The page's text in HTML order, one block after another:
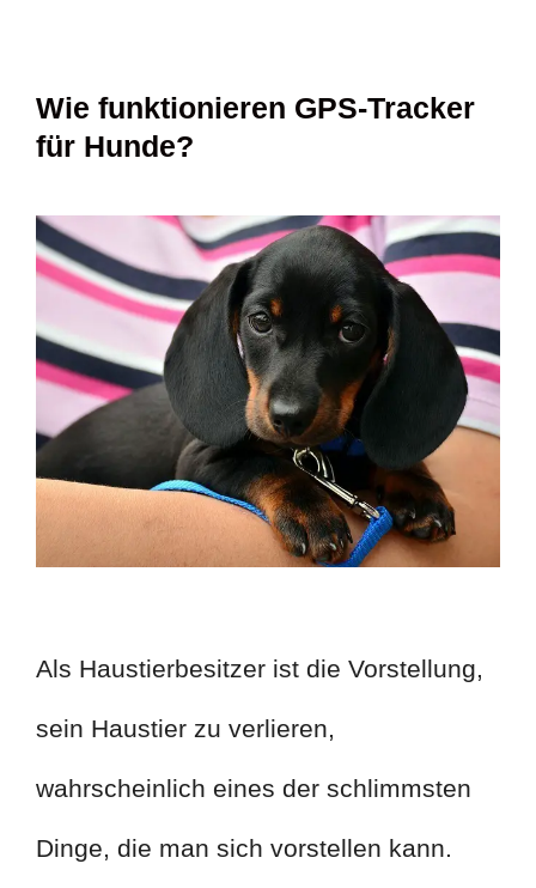
Wie funktionieren GPS-Tracker
für Hunde?
Als Haustierbesitzer ist die Vorstellung,
sein Haustier zu verlieren,
wahrscheinlich eines der schlimmsten
Dinge, die man sich vorstellen kann.